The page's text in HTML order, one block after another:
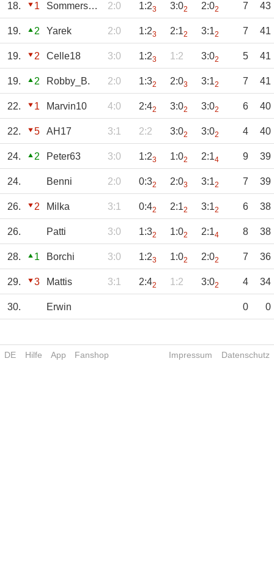
18. 1 Sommerson11 2:0 1:23 3:02 2:02 7 43
19. 2 Yarek 2:0 1:23 2:12 3:12 7 41
19. 2 Celle18 3:0 1:23 1:2 3:02 5 41
19. 2 Robby_B. 2:0 1:32 2:03 3:12 7 41
22. 1 Marvin10 4:0 2:42 3:02 3:02 6 40
22. 5 AH17 3:1 2:2 3:02 3:02 4 40
24. 2 Peter63 3:0 1:23 1:02 2:14 9 39
24. Benni 2:0 0:32 2:03 3:12 7 39
26. 2 Milka 3:1 0:42 2:12 3:12 6 38
26. Patti 3:0 1:32 1:02 2:14 8 38
28. 1 Borchi 3:0 1:23 1:02 2:02 7 36
29. 3 Mattis 3:1 2:42 1:2 3:02 4 34
30. Erwin 0 0
DE Hilfe App Fanshop Impressum Datenschutz